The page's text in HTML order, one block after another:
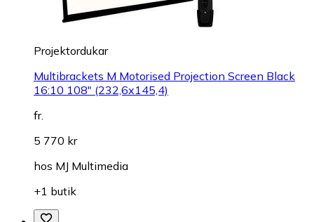
Projektordukar
Multibrackets M Motorised Projection Screen Black
16:10 108" (232,6x145,4)
fr.
5 770 kr
hos MJ Multimedia
+1 butik